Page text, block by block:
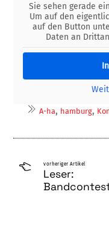
Sie sehen gerade
Um auf den
auf den Button
Daten an
A-ha, hamburg,
vorheriger Artikel
Leser: